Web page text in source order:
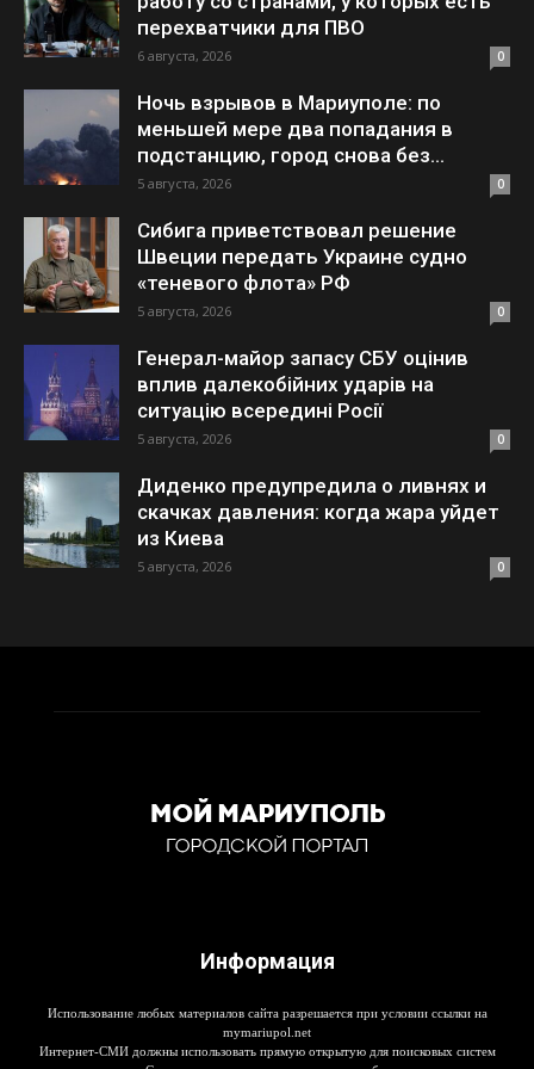
перехватчики для ПВО
6 августа, 2026 0
Ночь взрывов в Мариуполе: по
меньшей мере два попадания в
подстанцию, город снова без...
5 августа, 2026 0
Сибига приветствовал решение
Швеции передать Украине судно
«теневого флота» РФ
5 августа, 2026 0
Генерал-майор запасу СБУ оцінив
вплив далекобійних ударів на
ситуацію всередині Росії
5 августа, 2026 0
Диденко предупредила о ливнях и
скачках давления: когда жара уйдет
из Киева
5 августа, 2026 0
Информация
Использование любых материалов сайта разрешается при условии ссылки на
mymariupol.net
Интернет-СМИ должны использовать прямую открытую для поисковых систем